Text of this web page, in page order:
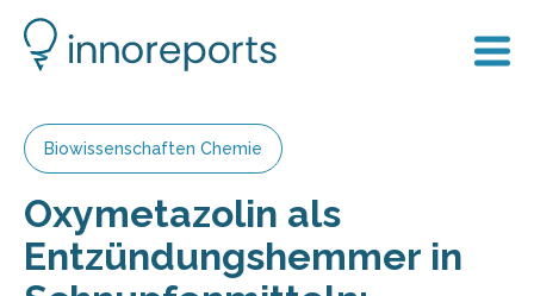
Biowissenschaften Chemie
Oxymetazolin als
Entzündungshemmer in